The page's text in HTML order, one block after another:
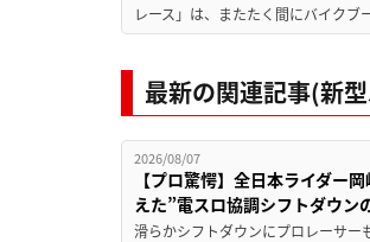
レース」は、またたく間にバイク
最新の関連記事(新
2026/08/07
【プロ驚愕】全日本ライダー
えた”電スロ協調シフトダウン
滑らかシフトダウンにプロレーサー